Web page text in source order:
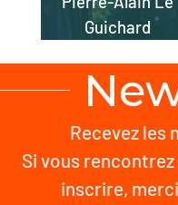
Guichard
Recevez les
Si vous
inscrire,